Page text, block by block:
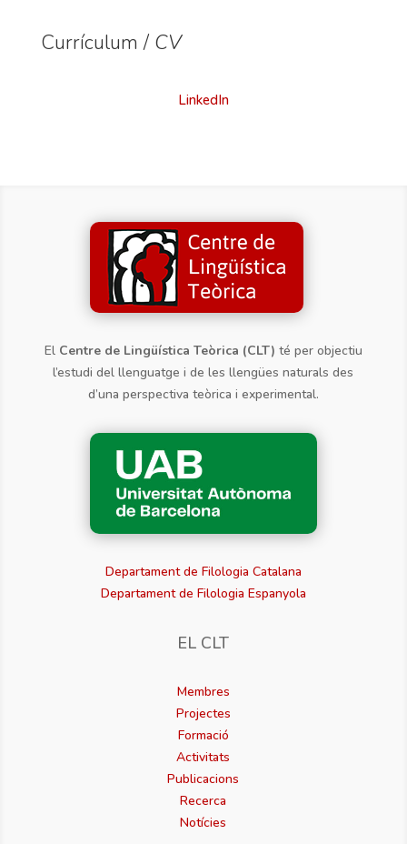
Currículum / CV
LinkedIn
El Centre de Lingüística Teòrica (CLT) té per objectiu
l’estudi del llenguatge i de les llengües naturals des
d’una perspectiva teòrica i experimental.
Departament de Filologia Catalana
Departament de Filologia Espanyola
EL CLT
Membres
Projectes
Formació
Activitats
Publicacions
Recerca
Notícies